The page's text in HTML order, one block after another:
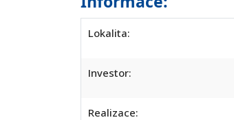
Lokalita:
Investor:
Realizace: